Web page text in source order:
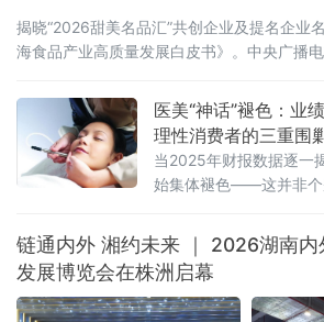
揭晓“2026甜美名品汇”共创企业及提名企业
海食品产业高质量发展白皮书》。中央广播
科学家应铁进，福建省食品工业协会会长刘宜
评论员刘戈，漳州市龙海区
医美“神话”褪色：业
理性消费者的三重围
当2025年财报数据逐一
始集体褪色——这并非个
链通内外 湘约未来 ｜ 2026湖南内
发展博览会在株洲启幕